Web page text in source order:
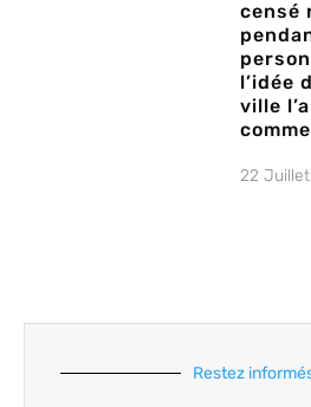
censé
l’idée
ville
22
Restez